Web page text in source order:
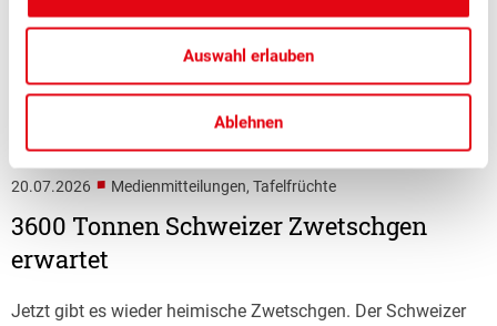
Auswahl erlauben
Ablehnen
20.07.2026 ■ Medienmitteilungen, Tafelfrüchte
3600 Tonnen Schweizer Zwetschgen
erwartet
Jetzt gibt es wieder heimische Zwetschgen. Der Schweizer